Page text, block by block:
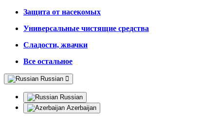
Защита от насекомых
Универсальные чистящие средства
Сладости, жвачки
Все остальное
Russian
Russian
Azerbaijan